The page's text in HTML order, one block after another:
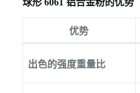
球形 6061 铝合金粉的优势
优势
出色的强度重量比